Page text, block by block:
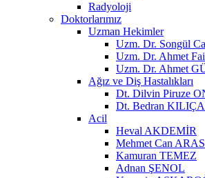
Radyoloji
Doktorlarımız
Uzman Hekimler
Uzm. Dr. Songül
Uzm. Dr. Ahmet
Uzm. Dr. Ahmet
Ağız ve Diş Hastalıkları
Dt. Dilvin Piruze
Dt. Bedran
Acil
Heval AKDEMİR
Mehmet Can ARAS
Kamuran TEMEZ
Adnan ŞENOL